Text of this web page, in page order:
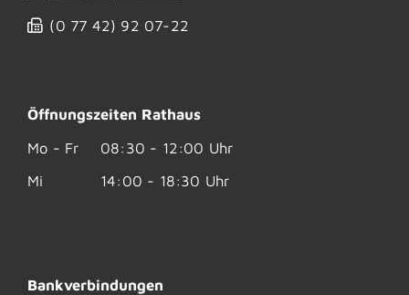
(0 77 42) 92 07-22
Öffnungszeiten Rathaus
Mo - Fr
08:30 - 12:00 Uhr
Mi
14:00 - 18:30 Uhr
Bankverbindungen